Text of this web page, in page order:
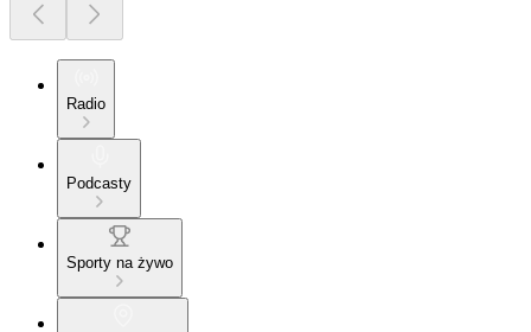
Radio
Podcasty
Sporty na żywo